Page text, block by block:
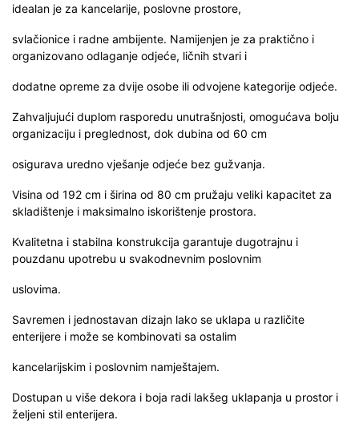
idealan je za kancelarije, poslovne prostore,
svlačionice i radne ambijente. Namijenjen je za praktično i
organizovano odlaganje odjeće, ličnih stvari i
dodatne opreme za dvije osobe ili odvojene kategorije odjeće.
Zahvaljujući duplom rasporedu unutrašnjosti, omogućava bolju
organizaciju i preglednost, dok dubina od 60 cm
osigurava uredno vješanje odjeće bez gužvanja.
Visina od 192 cm i širina od 80 cm pružaju veliki kapacitet za
skladištenje i maksimalno iskorištenje prostora.
Kvalitetna i stabilna konstrukcija garantuje dugotrajnu i
pouzdanu upotrebu u svakodnevnim poslovnim
uslovima.
Savremen i jednostavan dizajn lako se uklapa u različite
enterijere i može se kombinovati sa ostalim
kancelarijskim i poslovnim namještajem.
Dostupan u više dekora i boja radi lakšeg uklapanja u prostor i
željeni stil enterijera.